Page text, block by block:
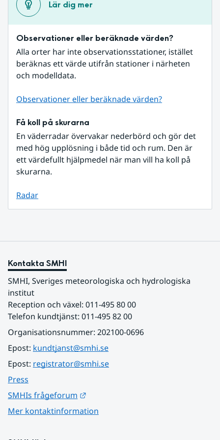
Lär dig mer
Observationer eller beräknade värden?
Alla orter har inte observationsstationer, istället
beräknas ett värde utifrån stationer i närheten
och modelldata.
Observationer eller beräknade värden?
Få koll på skurarna
En väderradar övervakar nederbörd och gör det
med hög upplösning i både tid och rum. Den är
ett värdefullt hjälpmedel när man vill ha koll på
skurarna.
Radar
Kontakta SMHI
SMHI, Sveriges meteorologiska och hydrologiska
institut
Reception och växel: 011-495 80 00
Telefon kundtjänst: 011-495 82 00
Organisationsnummer: 202100-0696
Epost: kundtjanst@smhi.se
Epost: registrator@smhi.se
Press
SMHIs frågeforum
Mer kontaktinformation